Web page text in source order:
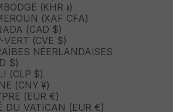
(KHR ៛)
(XAF CFA)
(CAD $)
VERT (CVE $)
NÉERLANDAISES
$)
(CLP $)
(CNY ¥)
(EUR €)
DU VATICAN (EUR €)